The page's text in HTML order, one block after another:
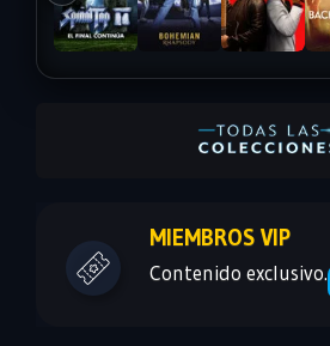
MIEMBROS VIP
Contenido exclusivo.